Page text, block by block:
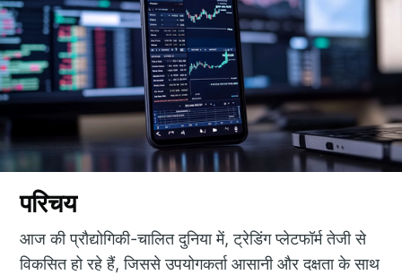
परिचय
आज की प्रौद्योगिकी-चालित दुनिया में, ट्रेडिंग प्लेटफॉर्म तेजी से
विकसित हो रहे हैं, जिससे उपयोगकर्ता आसानी और दक्षता के साथ